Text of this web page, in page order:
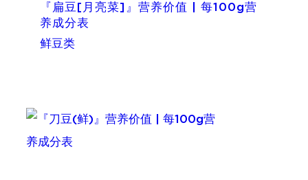
『扁豆[月亮菜]』营养价值 | 每100g营
养成分表
鲜豆类